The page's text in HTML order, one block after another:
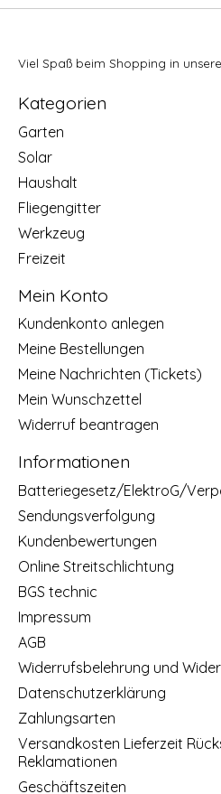
Viel Spaß beim Shopping in
Kategorien
Garten
Solar
Haushalt
Fliegengitter
Werkzeug
Freizeit
Mein Konto
Kundenkonto anlegen
Meine Bestellungen
Meine Nachrichten (Tickets)
Mein Wunschzettel
Widerruf beantragen
Informationen
Batteriegesetz/ElektroG/
Sendungsverfolgung
Kundenbewertungen
Online Streitschlichtung
BGS technic
Impressum
AGB
Widerrufsbelehrung und
Datenschutzerklärung
Zahlungsarten
Versandkosten Lieferzeit
Reklamationen
Geschäftszeiten